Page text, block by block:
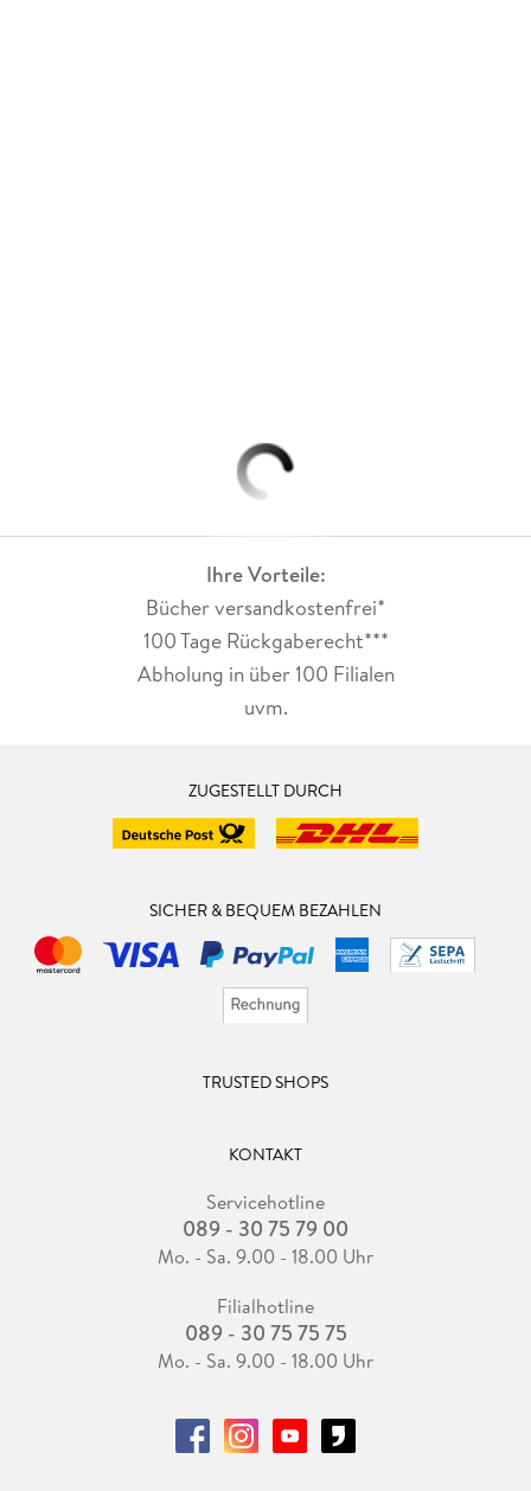
Ihre Vorteile:
Bücher versandkostenfrei*
100 Tage Rückgaberecht***
Abholung in über 100 Filialen
uvm.
ZUGESTELLT DURCH
SICHER & BEQUEM BEZAHLEN
TRUSTED SHOPS
KONTAKT
Servicehotline
089 - 30 75 79 00
Mo. - Sa. 9.00 - 18.00 Uhr
Filialhotline
089 - 30 75 75 75
Mo. - Sa. 9.00 - 18.00 Uhr